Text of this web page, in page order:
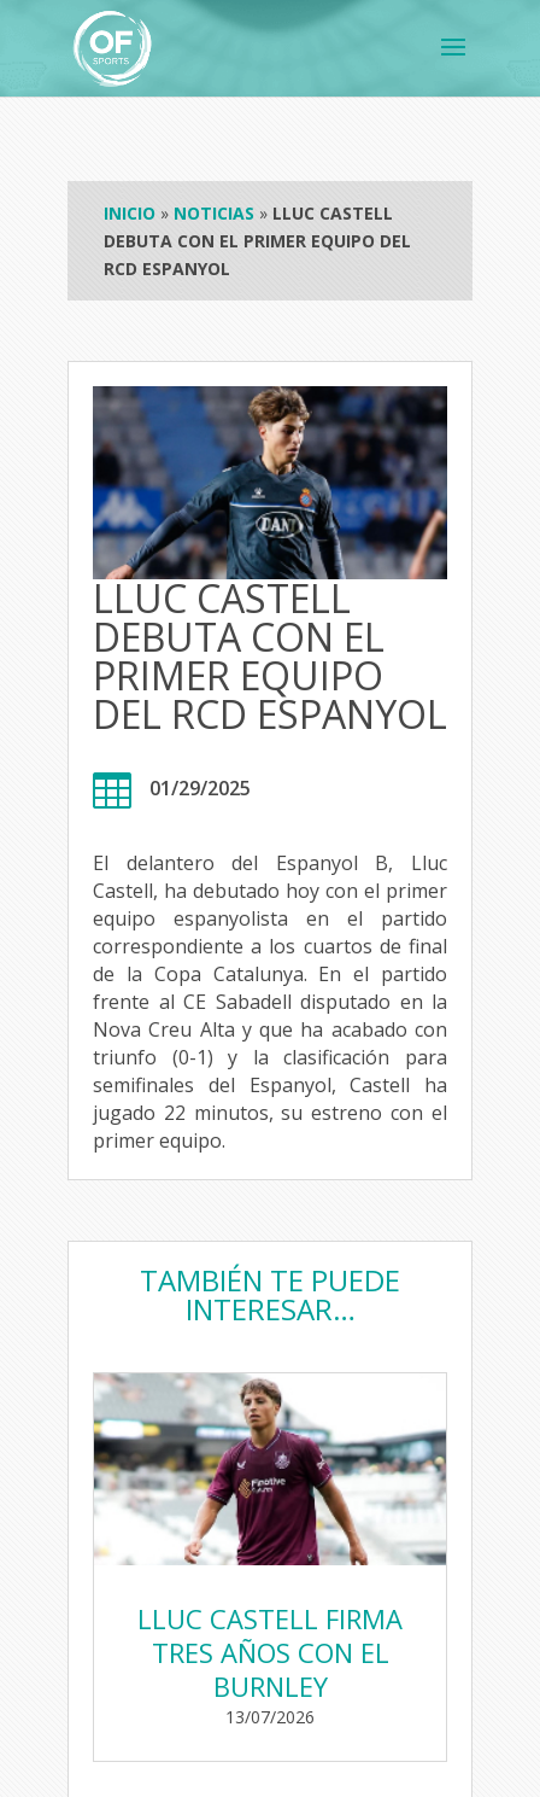
INICIO » NOTICIAS » LLUC CASTELL
DEBUTA CON EL PRIMER EQUIPO DEL
RCD ESPANYOL
LLUC CASTELL
DEBUTA CON EL
PRIMER EQUIPO
DEL RCD ESPANYOL
 01/29/2025
El delantero del Espanyol B, Lluc
Castell, ha debutado hoy con el primer
equipo espanyolista en el partido
correspondiente a los cuartos de final
de la Copa Catalunya. En el partido
frente al CE Sabadell disputado en la
Nova Creu Alta y que ha acabado con
triunfo (0-1) y la clasificación para
semifinales del Espanyol, Castell ha
jugado 22 minutos, su estreno con el
primer equipo.
TAMBIÉN TE PUEDE
INTERESAR…
LLUC CASTELL FIRMA
TRES AÑOS CON EL
BURNLEY
13/07/2026